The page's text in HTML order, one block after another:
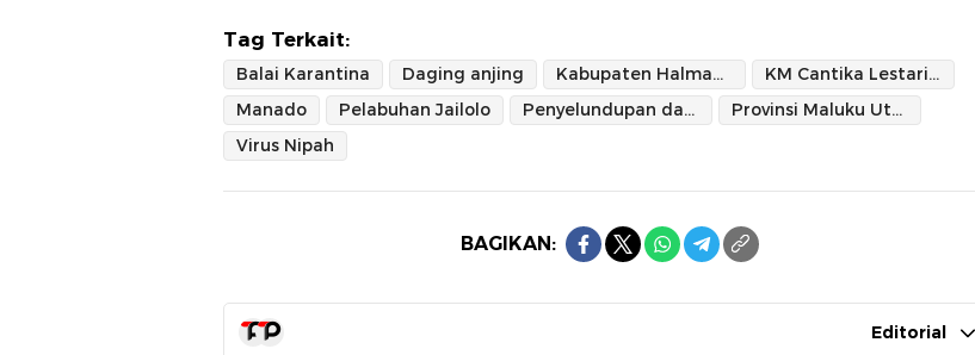
Tag Terkait:
Balai Karantina Daging anjing Kabupaten Halmahera Barat
KM Cantika Lestari 99
Manado
Pelabuhan Jailolo Penyelundupan daging ilegal
Provinsi Maluku Utara
Virus Nipah
BAGIKAN:
Editorial